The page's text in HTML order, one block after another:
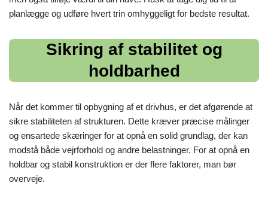
planlægge og udføre hvert trin omhyggeligt for bedste resultat.
Sikring af stabilitet og
holdbarhed
Når det kommer til opbygning af et drivhus, er det afgørende at
sikre stabiliteten af strukturen. Dette kræver præcise målinger
og ensartede skæringer for at opnå en solid grundlag, der kan
modstå både vejrforhold og andre belastninger. For at opnå en
holdbar og stabil konstruktion er der flere faktorer, man bør
overveje.